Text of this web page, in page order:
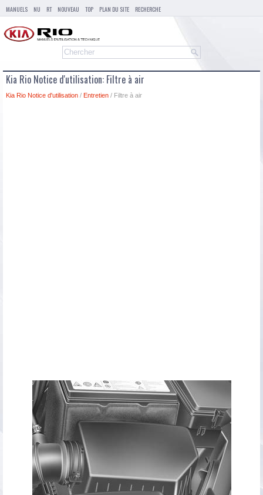
MANUELS NU RT NOUVEAU TOP PLAN DU SITE RECHERCHE
Kia Rio Notice d'utilisation: Filtre à air
Kia Rio Notice d'utilisation / Entretien / Filtre à air